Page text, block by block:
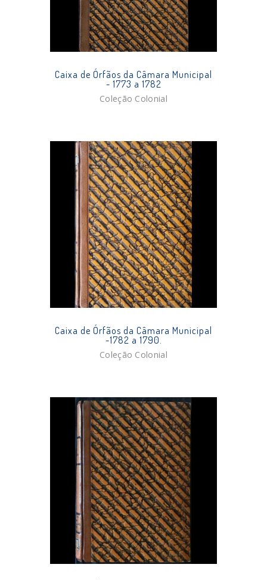
Caixa de Órfãos da Câmara Municipal
- 1773 a 1782
Coleção Colonial
Caixa de Órfãos da Câmara Municipal
-1782 a 1790.
Coleção Colonial